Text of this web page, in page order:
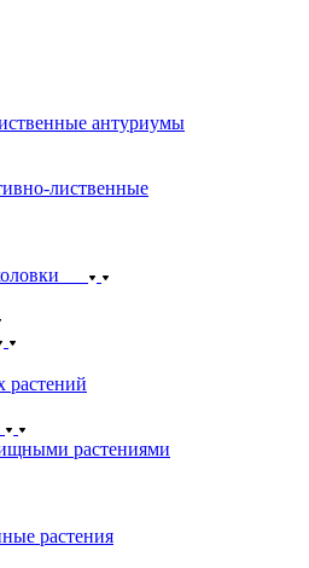
антуриумы
лиственные
растений
растениями
растения